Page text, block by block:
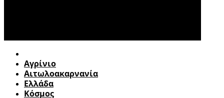
Αγρίνιο
Αιτωλοακαρνανία
Ελλάδα
Κόσμος